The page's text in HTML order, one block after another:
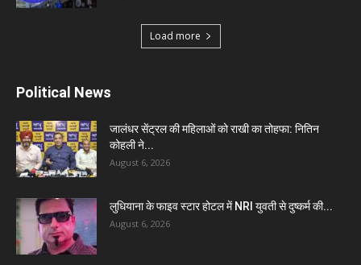
Load more
Political News
जालंधर सेंट्रल की महिलाओं को राखी का तोहफा: नितिन
कोहली ने...
August 6, 2026
लुधियाना के फाइव स्टार होटल में NRI युवती से दुष्कर्म की...
August 6, 2026